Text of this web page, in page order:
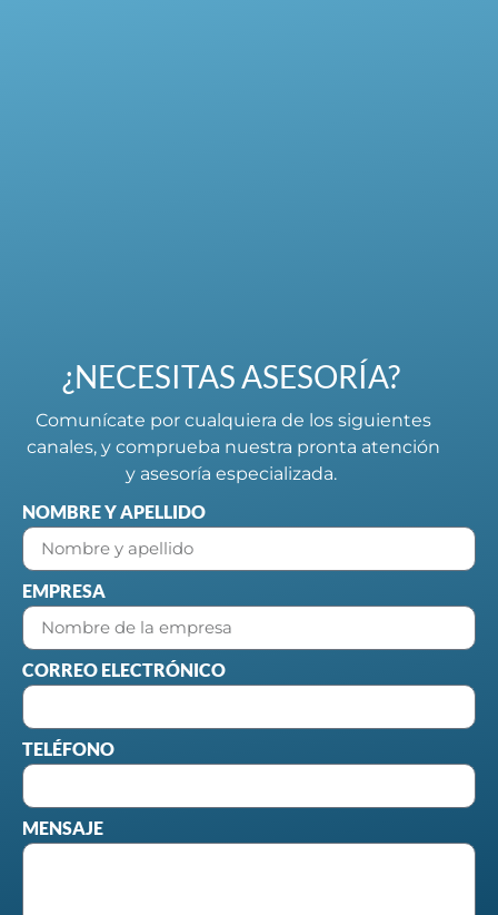
¿NECESITAS ASESORÍA?
Comunícate por cualquiera de los siguientes
canales, y comprueba nuestra pronta atención
y asesoría especializada.
NOMBRE Y APELLIDO
EMPRESA
CORREO ELECTRÓNICO
TELÉFONO
MENSAJE